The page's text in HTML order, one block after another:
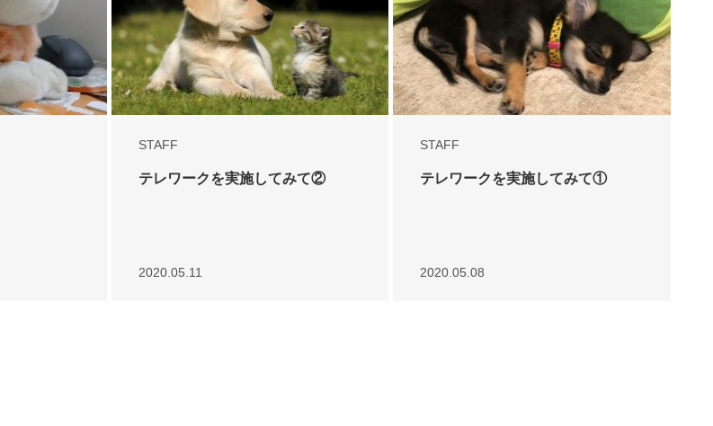
STAFF
テレワークを実施してみて②
2020.05.11
STAFF
テレワークを実施してみて①
2020.05.08